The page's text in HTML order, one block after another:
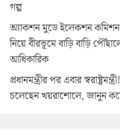
গল্প
অ্যাকশন মুডে ইলেকশন
নিয়ে বীরভূমে বাড়ি বাড়ি
আধিকারিক
প্রধানমন্ত্রীর পর এবার
চলেছেন খয়রাশোলে, জানুন